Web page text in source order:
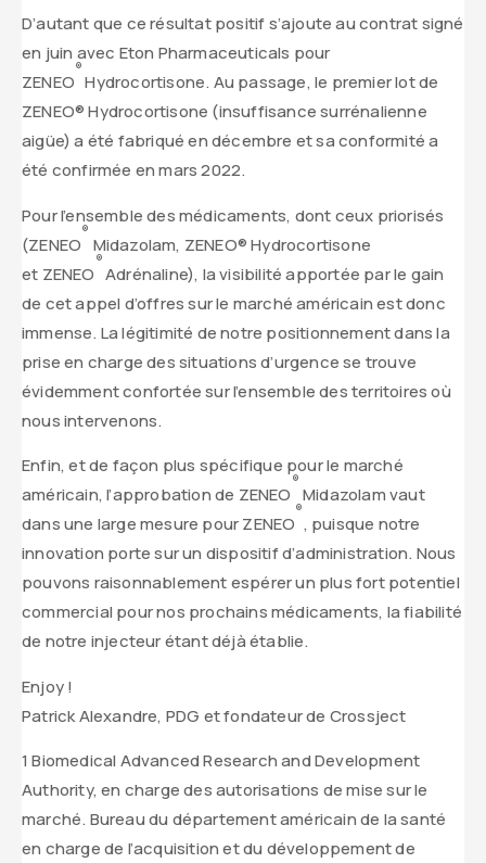
D’autant que ce résultat positif s’ajoute au contrat signé
en juin avec Eton Pharmaceuticals pour
ZENEO
®
Hydrocortisone. Au passage, le premier lot de
ZENEO® Hydrocortisone (insuffisance surrénalienne
aigüe) a été fabriqué en décembre et sa conformité a
été confirmée en mars 2022.
Pour l’ensemble des médicaments, dont ceux priorisés
(ZENEO
®
Midazolam, ZENEO® Hydrocortisone
et ZENEO
®
Adrénaline), la visibilité apportée par le gain
de cet appel d’offres sur le marché américain est donc
immense. La légitimité de notre positionnement dans la
prise en charge des situations d’urgence se trouve
évidemment confortée sur l’ensemble des territoires où
nous intervenons.
Enfin, et de façon plus spécifique pour le marché
américain, l’approbation de ZENEO
®
Midazolam vaut
dans une large mesure pour ZENEO
®
, puisque notre
innovation porte sur un dispositif d’administration. Nous
pouvons raisonnablement espérer un plus fort potentiel
commercial pour nos prochains médicaments, la fiabilité
de notre injecteur étant déjà établie.
Enjoy !
Patrick Alexandre, PDG et fondateur de Crossject
1 Biomedical Advanced Research and Development
Authority, en charge des autorisations de mise sur le
marché. Bureau du département américain de la santé
en charge de l’acquisition et du développement de